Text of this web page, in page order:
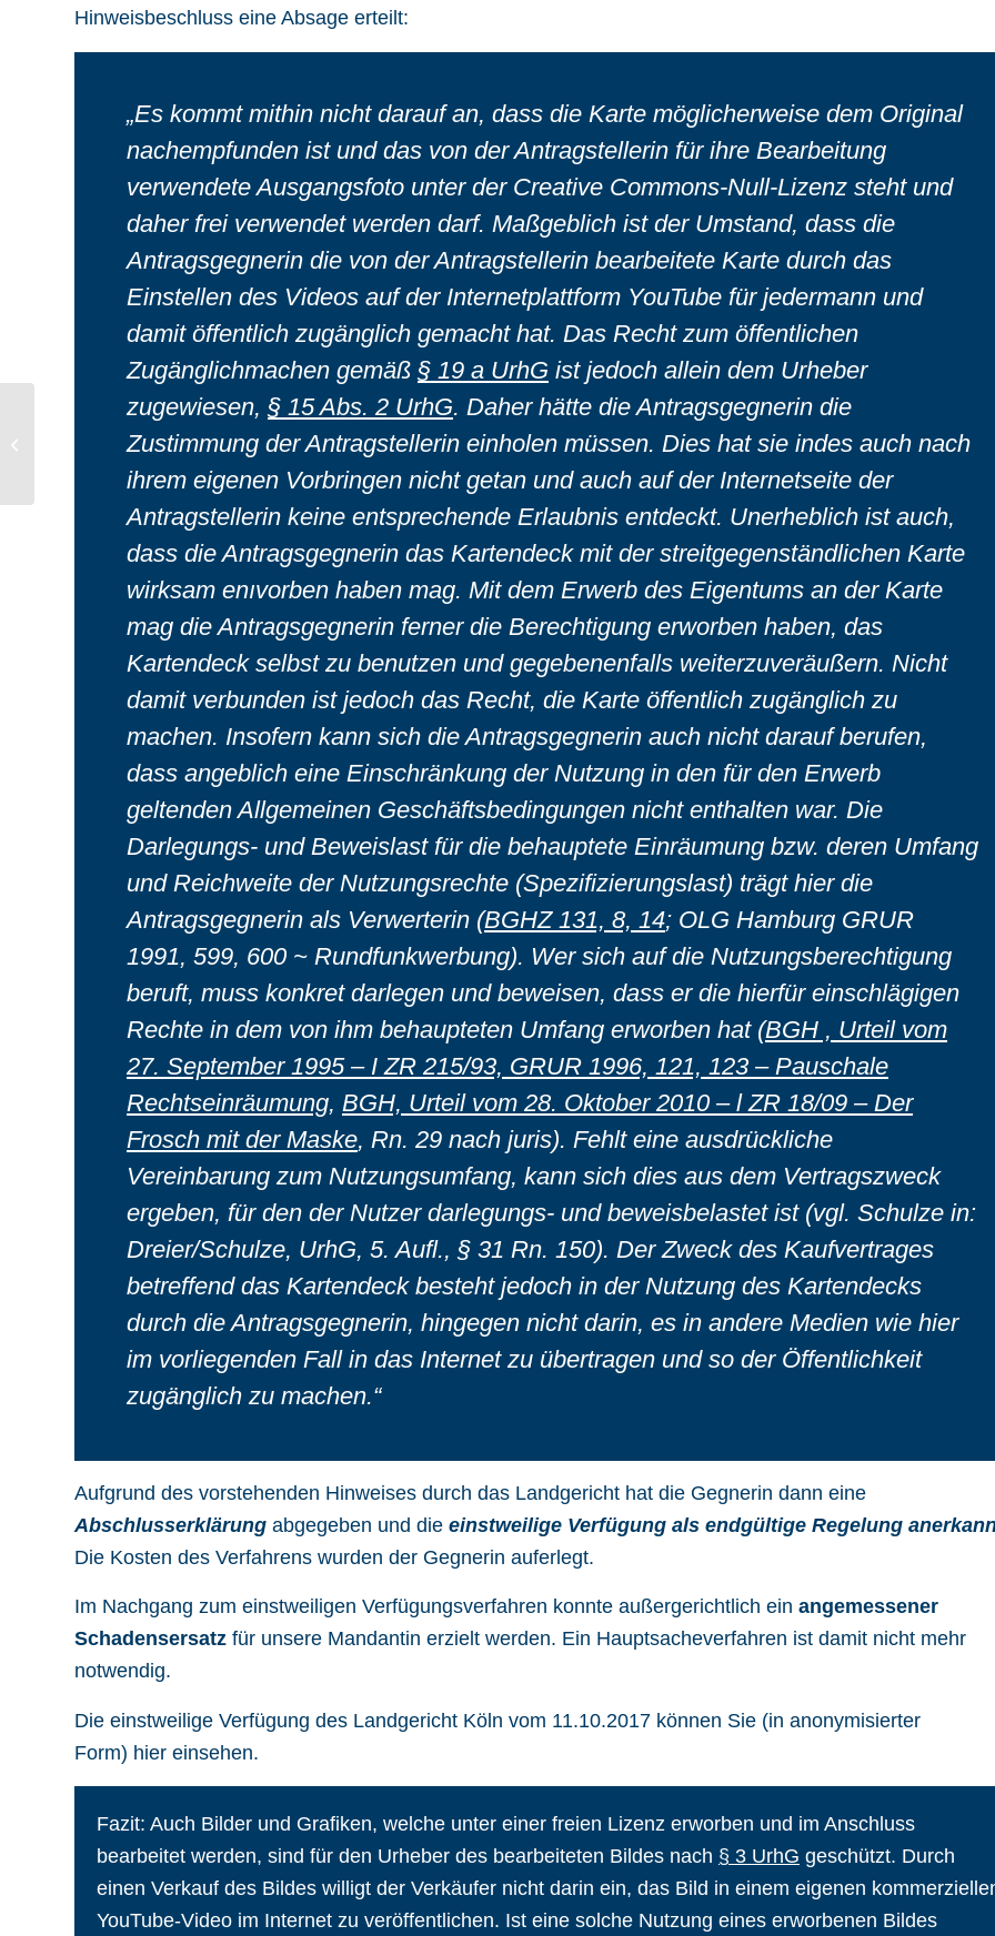
Hinweisbeschluss eine Absage erteilt:
„Es kommt mithin nicht darauf an, dass die Karte möglicherweise dem Original
nachempfunden ist und das von der Antragstellerin für ihre Bearbeitung
verwendete Ausgangsfoto unter der Creative Commons-Null-Lizenz steht und
daher frei verwendet werden darf. Maßgeblich ist der Umstand, dass die
Antragsgegnerin die von der Antragstellerin bearbeitete Karte durch das
Einstellen des Videos auf der Internetplattform YouTube für jedermann und
damit öffentlich zugänglich gemacht hat. Das Recht zum öffentlichen
Zugänglichmachen gemäß § 19 a UrhG ist jedoch allein dem Urheber
zugewiesen, § 15 Abs. 2 UrhG. Daher hätte die Antragsgegnerin die
Zustimmung der Antragstellerin einholen müssen. Dies hat sie indes auch nach
ihrem eigenen Vorbringen nicht getan und auch auf der Internetseite der
Antragstellerin keine entsprechende Erlaubnis entdeckt. Unerheblich ist auch,
dass die Antragsgegnerin das Kartendeck mit der streitgegenständlichen Karte
wirksam enıvorben haben mag. Mit dem Erwerb des Eigentums an der Karte
mag die Antragsgegnerin ferner die Berechtigung erworben haben, das
Kartendeck selbst zu benutzen und gegebenenfalls weiterzuveräußern. Nicht
damit verbunden ist jedoch das Recht, die Karte öffentlich zugänglich zu
machen. Insofern kann sich die Antragsgegnerin auch nicht darauf berufen,
dass angeblich eine Einschränkung der Nutzung in den für den Erwerb
geltenden Allgemeinen Geschäftsbedingungen nicht enthalten war. Die
Darlegungs- und Beweislast für die behauptete Einräumung bzw. deren Umfang
und Reichweite der Nutzungsrechte (Spezifizierungslast) trägt hier die
Antragsgegnerin als Verwerterin (BGHZ 131, 8, 14; OLG Hamburg GRUR
1991, 599, 600 ~ Rundfunkwerbung). Wer sich auf die Nutzungsberechtigung
beruft, muss konkret darlegen und beweisen, dass er die hierfür einschlägigen
Rechte in dem von ihm behaupteten Umfang erworben hat (BGH , Urteil vom
27. September 1995 – I ZR 215/93, GRUR 1996, 121, 123 – Pauschale
Rechtseinräumung, BGH, Urteil vom 28. Oktober 2010 – l ZR 18/09 – Der
Frosch mit der Maske, Rn. 29 nach juris). Fehlt eine ausdrückliche
Vereinbarung zum Nutzungsumfang, kann sich dies aus dem Vertragszweck
ergeben, für den der Nutzer darlegungs- und beweisbelastet ist (vgl. Schulze in:
Dreier/Schulze, UrhG, 5. Aufl., § 31 Rn. 150). Der Zweck des Kaufvertrages
betreffend das Kartendeck besteht jedoch in der Nutzung des Kartendecks
durch die Antragsgegnerin, hingegen nicht darin, es in andere Medien wie hier
im vorliegenden Fall in das Internet zu übertragen und so der Öffentlichkeit
zugänglich zu machen.“
Aufgrund des vorstehenden Hinweises durch das Landgericht hat die Gegnerin dann eine
Abschlusserklärung abgegeben und die einstweilige Verfügung als endgültige Regelung
Die Kosten des Verfahrens wurden der Gegnerin auferlegt.
Im Nachgang zum einstweiligen Verfügungsverfahren konnte außergerichtlich ein angemessener
Schadensersatz für unsere Mandantin erzielt werden. Ein Hauptsacheverfahren ist damit nicht mehr
notwendig.
Die einstweilige Verfügung des Landgericht Köln vom 11.10.2017 können Sie (in anonymisierter
Form) hier einsehen.
Fazit: Auch Bilder und Grafiken, welche unter einer freien Lizenz erworben und im Anschluss
bearbeitet werden, sind für den Urheber des bearbeiteten Bildes nach § 3 UrhG geschützt. Durch
einen Verkauf des Bildes willigt der Verkäufer nicht darin ein, das Bild in einem eigenen
YouTube-Video im Internet zu veröffentlichen. Ist eine solche Nutzung eines erworbenen Bildes
Landgericht Köln erlässt
Unterlassungsverfügung
rechtswidrigen...